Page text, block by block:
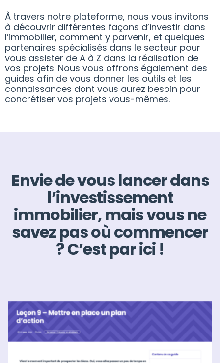
À travers notre plateforme, nous vous invitons
à découvrir différentes façons d’investir dans
l’immobilier, comment y parvenir, et quelques
partenaires spécialisés dans le secteur pour
vous assister de A à Z dans la réalisation de
vos projets. Nous vous offrons également des
guides afin de vous donner les outils et les
connaissances dont vous aurez besoin pour
concrétiser vos projets vous-mêmes.
Envie de vous lancer dans
l’investissement
immobilier, mais vous ne
savez pas où commencer
? C’est par ici !